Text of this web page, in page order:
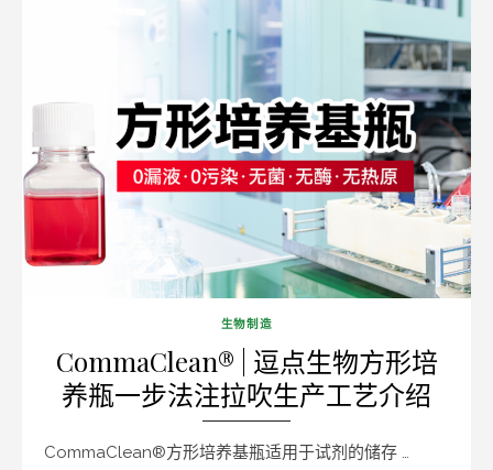
生物制造
CommaClean® | 逗点生物方形培
养瓶一步法注拉吹生产工艺介绍
CommaClean®方形培养基瓶适用于试剂的储存 …